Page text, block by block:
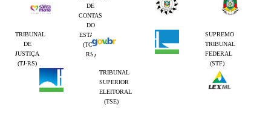
DE
CONTAS
DO
ESTADO
(TCE-
RS)
TRIBUNAL
DE
JUSTIÇA
(TJ-RS)
SUPREMO
TRIBUNAL
FEDERAL
(STF)
TRIBUNAL
SUPERIOR
ELEITORAL
(TSE)